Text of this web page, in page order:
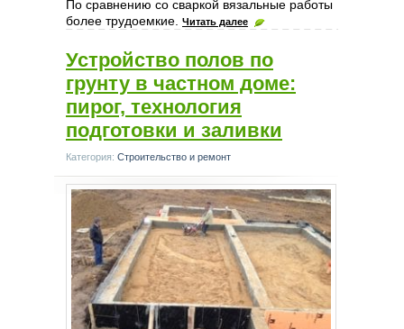
По сравнению со сваркой вязальные работы
более трудоемкие.
Читать далее
Устройство полов по
грунту в частном доме:
пирог, технология
подготовки и заливки
Категория: Строительство и ремонт